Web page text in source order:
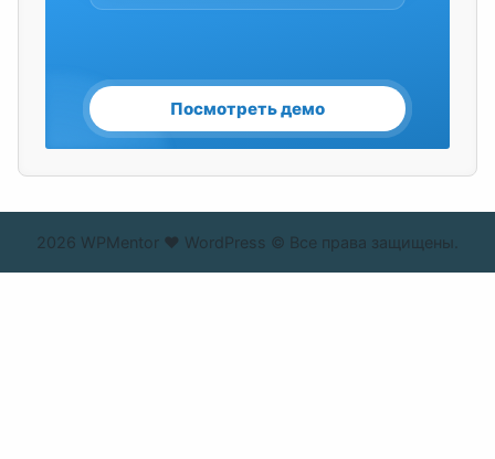
2026 WPMentor ❤ WordPress © Все права защищены.